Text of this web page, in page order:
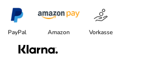
PayPal Amazon Vorkasse